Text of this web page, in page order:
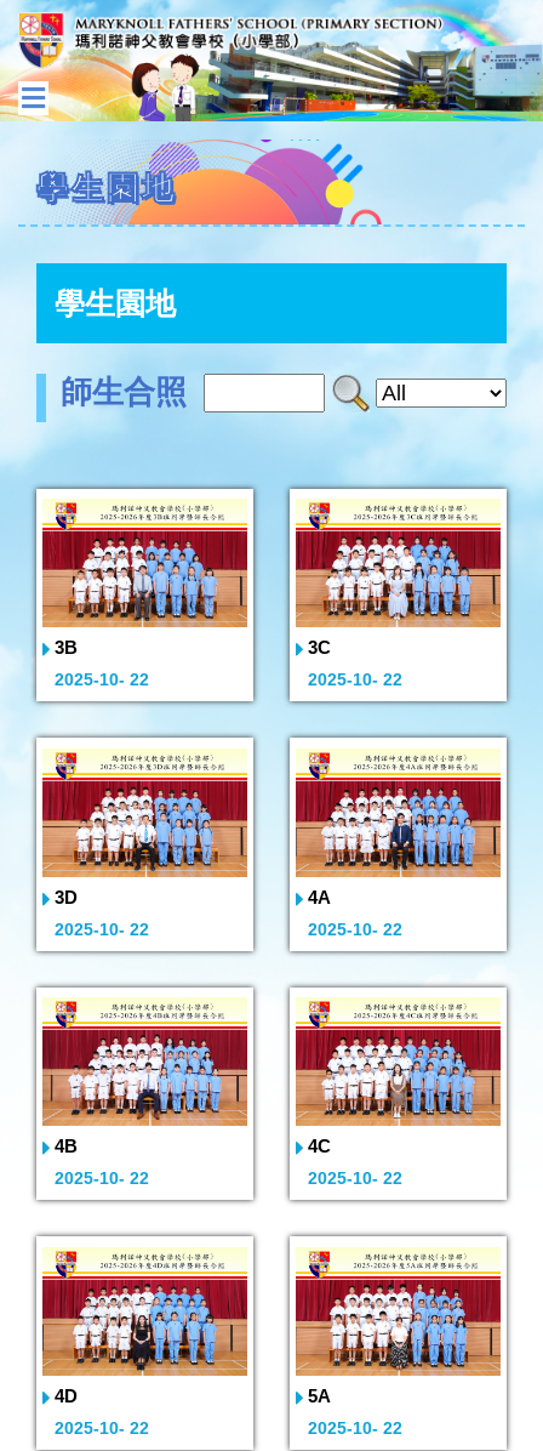
學生園地
學生園地
師生合照
3B
2025-10- 22
3C
2025-10- 22
3D
2025-10- 22
4A
2025-10- 22
4B
2025-10- 22
4C
2025-10- 22
4D
2025-10- 22
5A
2025-10- 22